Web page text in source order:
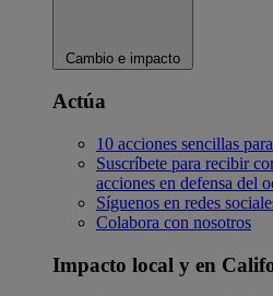
Cambio e impacto
Actúa
10 acciones sencillas
Suscríbete para recibir
acciones en defensa del
Síguenos en redes
Colabora con nosotros
Impacto local y en